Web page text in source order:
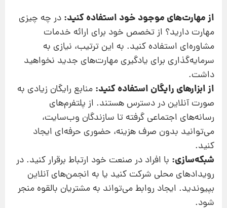
از مهارت‌های موجود خود استفاده کنید: در چه چیزی
مهارت دارید؟ از تخصص خود برای ارائه خدمات
مشاوره‌ای استفاده کنید. به این ترتیب، نیازی به
سرمایه‌گذاری برای یادگیری مهارت‌های جدید نخواهید
داشت.
از ابزارهای رایگان استفاده کنید: منابع رایگان زیادی به
صورت آنلاین در دسترس هستند. از پلتفرم‌های
رسانه‌های اجتماعی گرفته تا سازندگان وب‌سایت،
می‌توانید بدون صرف هزینه، حضوری حرفه‌ای ایجاد
کنید.
شبکه‌سازی: با افراد در صنعت خود ارتباط برقرار کنید. در
رویدادهای محلی شرکت کنید یا به انجمن‌های آنلاین
بپیوندید. ایجاد روابط می‌تواند به مشتریان بالقوه منجر
شود.